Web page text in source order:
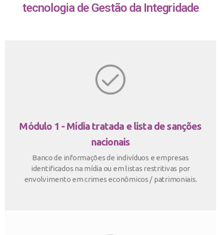
tecnologia de Gestão da Integridade
Módulo 1 - Mídia tratada e lista de sanções
nacionais
Banco de informações de indivíduos e empresas
identificados na mídia ou em listas restritivas por
envolvimento em crimes econômicos / patrimoniais.